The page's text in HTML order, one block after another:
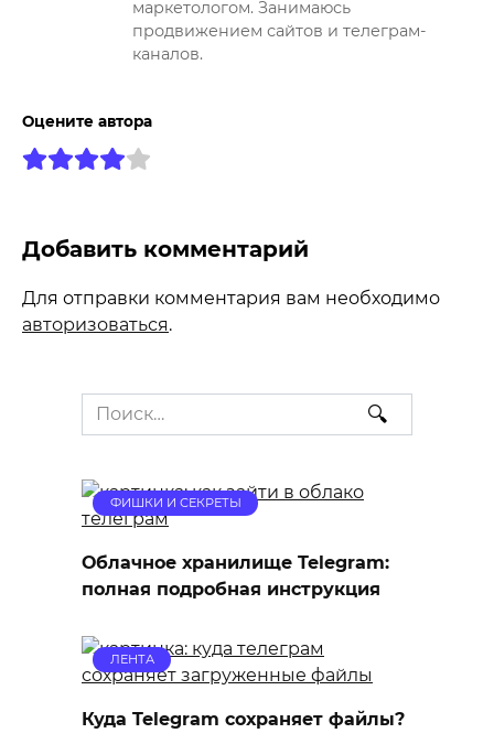
маркетологом. Занимаюсь
продвижением сайтов и телеграм-
каналов.
Оцените автора
Добавить комментарий
Для отправки комментария вам необходимо
авторизоваться.
Search
for:
ФИШКИ И СЕКРЕТЫ
Облачное хранилище Telegram:
полная подробная инструкция
ЛЕНТА
Куда Telegram сохраняет файлы?